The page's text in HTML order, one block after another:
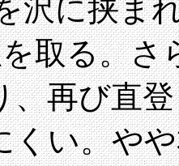
に挟ま
取る。
、再び直
くい。や